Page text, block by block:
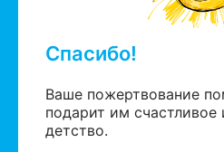
Спасибо!
Ваше пожертвование
подарит им счастливое
детство.